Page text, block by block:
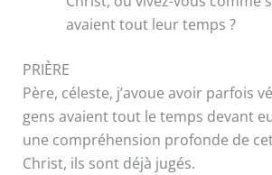
avaient tout leur temps ?
PRIÈRE
Père, céleste, j’avoue avoir parfois
gens avaient tout le temps devant
une compréhension profonde de
Christ, ils sont déjà jugés.